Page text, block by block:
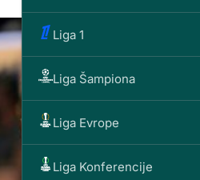
Liga 1
Liga Šampiona
Liga Evrope
Liga Konferencije